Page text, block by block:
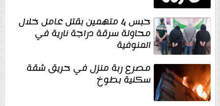
حبس 4 متهمين بقتل عامل خلال
محاولة سرقة دراجة نارية في
المنوفية
مصرع ربة منزل في حريق شقة
سكنية بطوخ